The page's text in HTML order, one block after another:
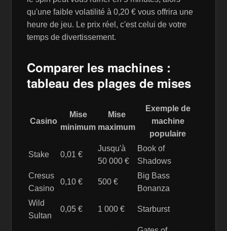
qu'une faible volatilité à 0,20 € vous offrira une
heure de jeu. Le prix réel, c'est celui de votre
temps de divertissement.
Comparer les machines :
tableau des plages de mises
Casino
Mise
minimum
Mise
maximum
Exemple de
machine
populaire
Stake 0,01 €
Jusqu'à
50 000 €
Book of
Shadows
Cresus
Casino
0,10 € 500 €
Big Bass
Bonanza
Wild
Sultan
0,05 € 1 000 € Starburst